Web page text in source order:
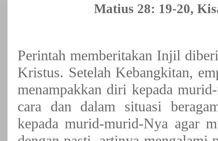
Matius 28: 19-20,
Perintah memberitakan Injil
Kristus. Setelah Kebangkitan,
menampakkan diri kepada
cara dan dalam situasi
kepada murid-murid-Nya agar